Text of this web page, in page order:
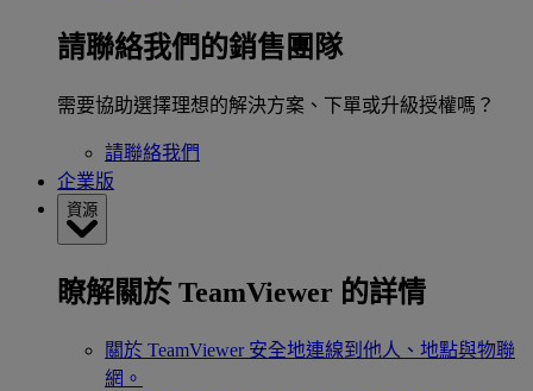
請聯絡我們的銷售團隊
需要協助選擇理想的解決方案、下單或升級授權嗎？
請聯絡我們
企業版
資源
瞭解關於 TeamViewer 的詳情
關於 TeamViewer 安全地連線到他人、地點與物聯
網。